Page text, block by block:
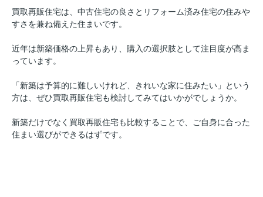
買取再販住宅は、中古住宅の良さとリフォーム済み住宅の住みや
すさを兼ね備えた住まいです。
近年は新築価格の上昇もあり、購入の選択肢として注目度が高ま
っています。
「新築は予算的に難しいけれど、きれいな家に住みたい」という
方は、ぜひ買取再販住宅も検討してみてはいかがでしょうか。
新築だけでなく買取再販住宅も比較することで、ご自身に合った
住まい選びができるはずです。